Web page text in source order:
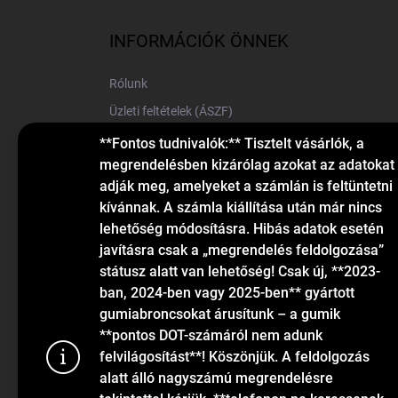
**Fontos tudnivalók:** Tisztelt vásárlók, a
megrendelésben kizárólag azokat az adatokat
adják meg, amelyeket a számlán is feltüntetni
kívánnak. A számla kiállítása után már nincs
lehetőség módosításra. Hibás adatok esetén
javításra csak a „megrendelés feldolgozása”
státusz alatt van lehetőség! Csak új, **2023-
ban, 2024-ben vagy 2025-ben** gyártott
gumiabroncsokat árusítunk – a gumik
**pontos DOT-számáról nem adunk
felvilágosítást**! Köszönjük. A feldolgozás
alatt álló nagyszámú megrendelésre
INFORMÁCIÓK ÖNNEK
Rólunk
Üzleti feltételek (ÁSZF)
Elérhetőségek
Blog
KAPCSOLAT
info@gumiok.hu